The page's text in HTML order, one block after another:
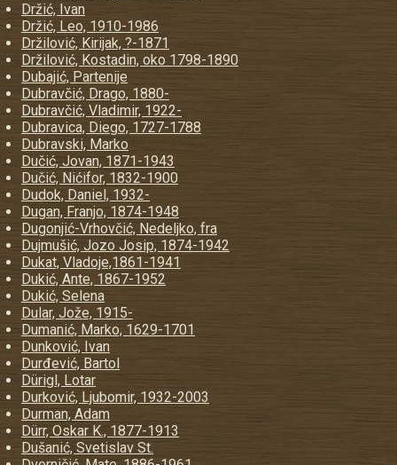
Držić, Ivan
Držić, Leo, 1910-1986
Držilović, Kirijak, ?-1871
Držilović, Kostadin, oko 1798-1890
Dubajić, Partenije
Dubravčić, Drago, 1880-
Dubravčić, Vladimir, 1922-
Dubravica, Diego, 1727-1788
Dubravski, Marko
Dučić, Jovan, 1871-1943
Dučić, Nićifor, 1832-1900
Dudok, Daniel, 1932-
Dugan, Franjo, 1874-1948
Dugonjić-Vrhovčić, Nedeljko, fra
Dujmušić, Jozo Josip, 1874-1942
Dukat, Vladoje,1861-1941
Dukić, Ante, 1867-1952
Dukić, Selena
Dular, Jože, 1915-
Dumanić, Marko, 1629-1701
Dunković, Ivan
Durđević, Bartol
Dürigl, Lotar
Durković, Ljubomir, 1932-2003
Durman, Adam
Dürr, Oskar K., 1877-1913
Dušanić, Svetislav St.